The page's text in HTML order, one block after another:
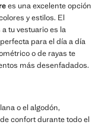
es una excelente opción
y estilos. El
tu vestuario es la
para el día a día
o de rayas te
más desenfadados.
o el algodón,
confort durante todo el